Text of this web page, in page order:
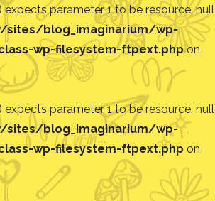
expects parameter 1 to be resource, null
blog_imaginarium/wp-
wp-filesystem-ftpext.phpon
expects parameter 1 to be resource, null
blog_imaginarium/wp-
wp-filesystem-ftpext.php on